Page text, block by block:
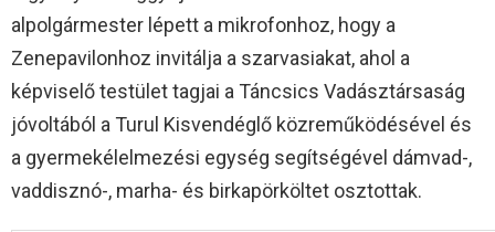
alpolgármester lépett a mikrofonhoz, hogy a
Zenepavilonhoz invitálja a szarvasiakat, ahol a
képviselő testület tagjai a Táncsics Vadásztársaság
jóvoltából a Turul Kisvendéglő közreműködésével és
a gyermekélelmezési egység segítségével dámvad-,
vaddisznó-, marha- és birkapörköltet osztottak.